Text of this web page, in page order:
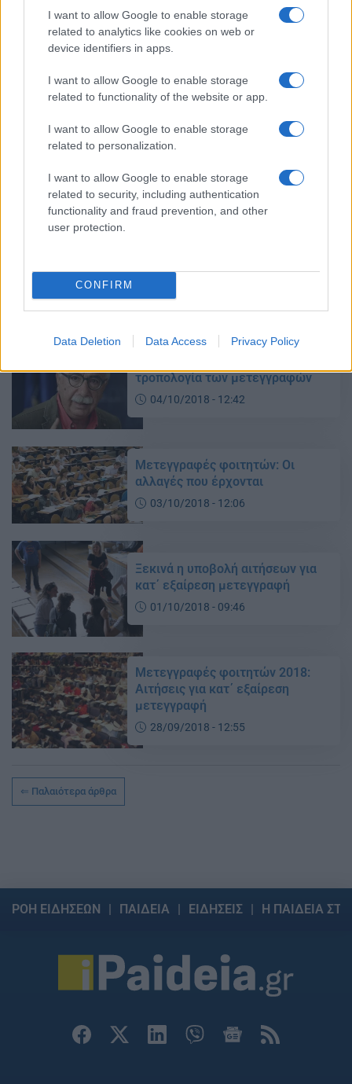
I want to allow Google to enable storage
related to analytics like cookies on web or
device identifiers in apps.
I want to allow Google to enable storage
related to functionality of the website or app.
I want to allow Google to enable storage
related to personalization.
I want to allow Google to enable storage
related to security, including authentication
functionality and fraud prevention, and other
user protection.
CONFIRM
Data Deletion Data Access Privacy Policy
Μετεγγραφές φοιτητών 2018:
Ξεκίνησαν οι αιτήσεις
10/10/2018 - 10:41
Αρχίζουν οι αιτήσεις για
μετεγγραφές φοιτητών
φοιτητές”
04/10/2018 - 17:38
τροπολογία των μετεγγραφών
04/10/2018 - 12:42
Μετεγγραφές φοιτητών: Οι
αλλαγές που έρχονται
03/10/2018 - 12:06
Ξεκινά η υποβολή αιτήσεων για
κατ΄ εξαίρεση μετεγγραφή
01/10/2018 - 09:46
Μετεγγραφές φοιτητών 2018:
Aιτήσεις για κατ΄ εξαίρεση
μετεγγραφή
28/09/2018 - 12:55
Παλαιότερα άρθρα
ΡΟΗ ΕΙΔΗΣΕΩΝ ΠΑΙΔΕΙΑ ΕΙΔΗΣΕΙΣ Η ΠΑΙΔΕΙΑ